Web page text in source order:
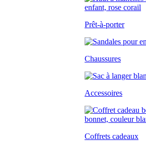
Prêt-à-porter
Chaussures
Accessoires
Coffrets cadeaux